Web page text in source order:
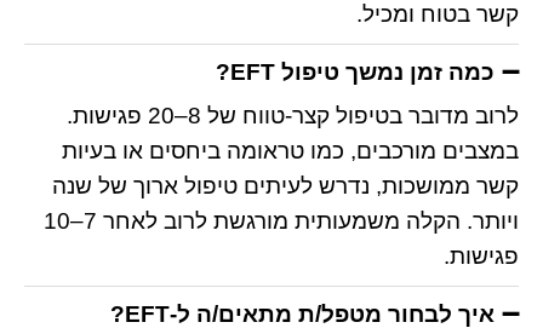
קשר בטוח ומכיל.
כמה זמן נמשך טיפול EFT?
לרוב מדובר בטיפול קצר-טווח של 8–20 פגישות.
במצבים מורכבים, כמו טראומה ביחסים או בעיות
קשר ממושכות, נדרש לעיתים טיפול ארוך של שנה
ויותר. הקלה משמעותית מורגשת לרוב לאחר 7–10
פגישות.
איך לבחור מטפל/ת מתאים/ה ל-EFT?